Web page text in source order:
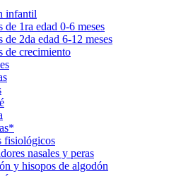
infantil
de 1ra edad 0-6 meses
de 2da edad 6-12 meses
de crecimiento
fisiológicos
nasales y peras
y hisopos de algodón